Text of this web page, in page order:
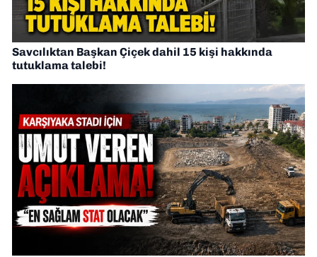
Savcılıktan Başkan Çiçek dahil 15 kişi hakkında
tutuklama talebi!